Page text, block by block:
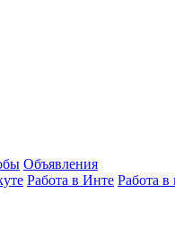
Объявления
Работа в Инте Работа в